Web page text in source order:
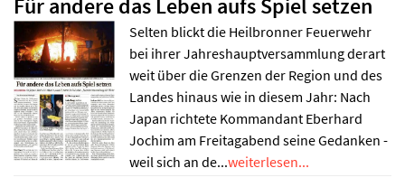
Selten blickt die Heilbronner Feuerwehr
bei ihrer Jahreshauptversammlung derart
weit über die Grenzen der Region und des
Landes hinaus wie in diesem Jahr: Nach
Japan richtete Kommandant Eberhard
Jochim am Freitagabend seine Gedanken -
weil sich an de...weiterlesen...